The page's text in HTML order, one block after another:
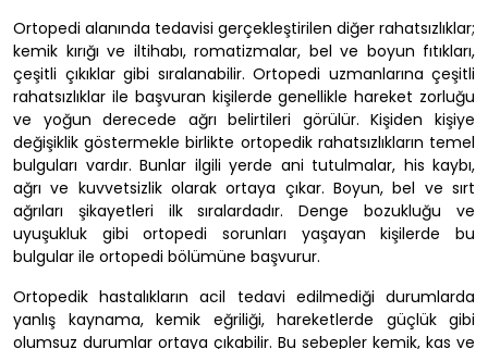
Ortopedi alanında tedavisi gerçekleştirilen diğer rahatsızlıklar;
kemik kırığı ve iltihabı, romatizmalar, bel ve boyun fıtıkları,
çeşitli çıkıklar gibi sıralanabilir. Ortopedi uzmanlarına çeşitli
rahatsızlıklar ile başvuran kişilerde genellikle hareket zorluğu
ve yoğun derecede ağrı belirtileri görülür. Kişiden kişiye
değişiklik göstermekle birlikte ortopedik rahatsızlıkların temel
bulguları vardır. Bunlar ilgili yerde ani tutulmalar, his kaybı,
ağrı ve kuvvetsizlik olarak ortaya çıkar. Boyun, bel ve sırt
ağrıları şikayetleri ilk sıralardadır. Denge bozukluğu ve
uyuşukluk gibi ortopedi sorunları yaşayan kişilerde bu
bulgular ile ortopedi bölümüne başvurur.
Ortopedik hastalıkların acil tedavi edilmediği durumlarda
yanlış kaynama, kemik eğriliği, hareketlerde güçlük gibi
olumsuz durumlar ortaya çıkabilir. Bu sebepler kemik, kas ve